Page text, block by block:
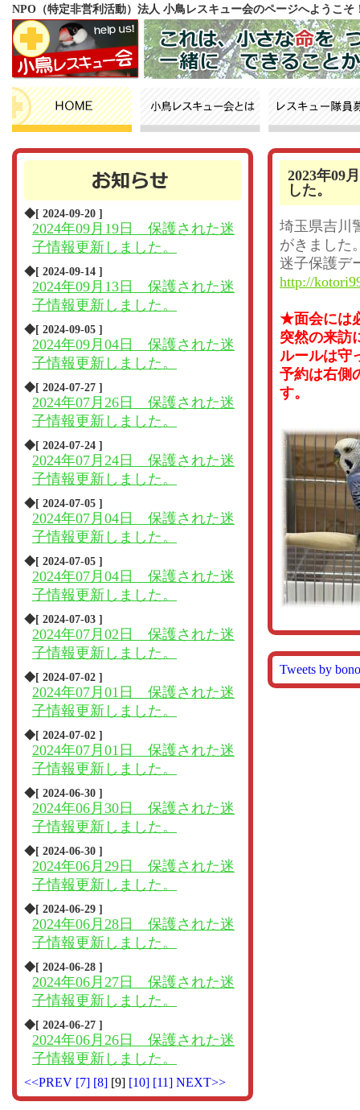
NPO（特定非営利活動）法人 小鳥レスキュー会のページへようこそ
◆[ 2024-09-20 ]
2024年09月19日 保護された迷
子情報更新しました。
◆[ 2024-09-14 ]
2024年09月13日 保護された迷
子情報更新しました。
◆[ 2024-09-05 ]
2024年09月04日 保護された迷
子情報更新しました。
◆[ 2024-07-27 ]
2024年07月26日 保護された迷
子情報更新しました。
◆[ 2024-07-24 ]
2024年07月24日 保護された迷
子情報更新しました。
◆[ 2024-07-05 ]
2024年07月04日 保護された迷
子情報更新しました。
◆[ 2024-07-05 ]
2024年07月04日 保護された迷
子情報更新しました。
◆[ 2024-07-03 ]
2024年07月02日 保護された迷
子情報更新しました。
◆[ 2024-07-02 ]
2024年07月01日 保護された迷
子情報更新しました。
◆[ 2024-07-02 ]
2024年07月01日 保護された迷
子情報更新しました。
◆[ 2024-06-30 ]
2024年06月30日 保護された迷
子情報更新しました。
◆[ 2024-06-30 ]
2024年06月29日 保護された迷
子情報更新しました。
◆[ 2024-06-29 ]
2024年06月28日 保護された迷
子情報更新しました。
◆[ 2024-06-28 ]
2024年06月27日 保護された迷
子情報更新しました。
◆[ 2024-06-27 ]
2024年06月26日 保護された迷
子情報更新しました。
<<PREV [7] [8] [9] [10] [11] NEXT>>
2023年09
した。
埼玉県吉川
がきました
迷子保護デ
http://
★面会には
突然の来訪
ルールは守
予約は右側
す。
Tweets by